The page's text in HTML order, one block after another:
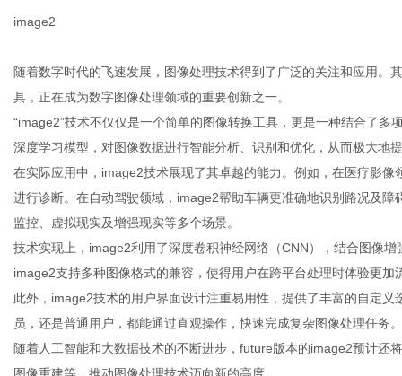
image2
随着数字时代的飞速发展，图像处理技术得到了广泛的关注和应用。
具，正在成为数字图像处理领域的重要创新之一。
“image2”技术不仅仅是一个简单的图像转换工具，更是一种结合了
深度学习模型，对图像数据进行智能分析、识别和优化，从而极大地
在实际应用中，image2技术展现了其卓越的能力。例如，在医疗影
进行诊断。在自动驾驶领域，image2帮助车辆更准确地识别路况及
监控、虚拟现实及增强现实等多个场景。
技术实现上，image2利用了深度卷积神经网络（CNN），结合图像
image2支持多种图像格式的兼容，使得用户在跨平台处理时体验更加
此外，image2技术的用户界面设计注重易用性，提供了丰富的自定
员，还是普通用户，都能通过直观操作，快速完成复杂图像处理任务。
随着人工智能和大数据技术的不断进步，future版本的image2预计还